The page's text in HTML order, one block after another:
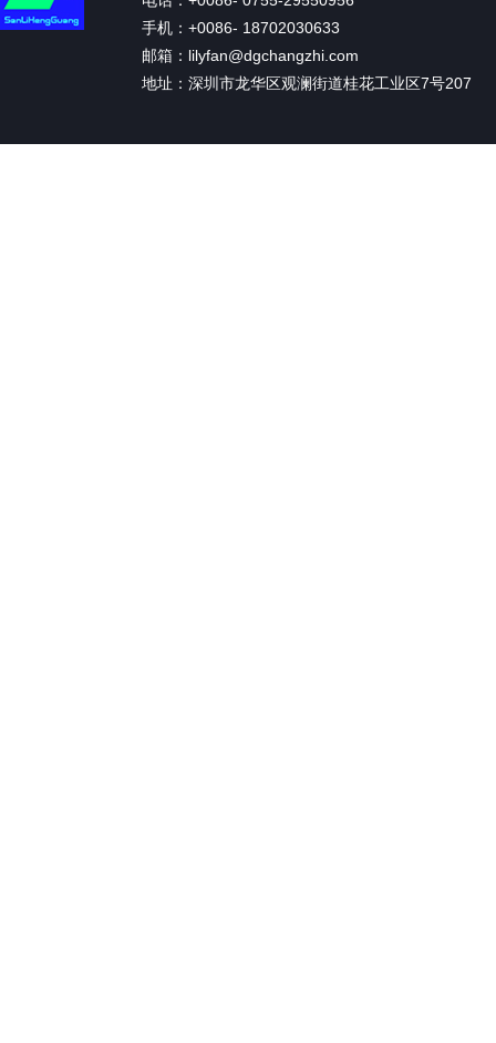
手机：+0086- 18702030633
邮箱：lilyfan@dgchangzhi.com
地址：深圳市龙华区观澜街道桂花工业区7号207